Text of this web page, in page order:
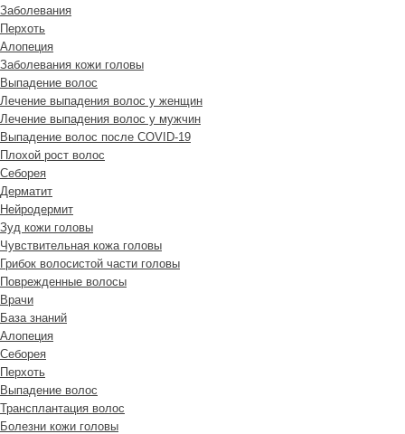
Заболевания
Перхоть
Алопеция
Заболевания кожи головы
Выпадение волос
Лечение выпадения волос у женщин
Лечение выпадения волос у мужчин
Выпадение волос после COVID-19
Плохой рост волос
Cеборея
Дерматит
Нейродермит
Зуд кожи головы
Чувствительная кожа головы
Грибок волосистой части головы
Поврежденные волосы
Врачи
База знаний
Алопеция
Себорея
Перхоть
Выпадение волос
Трансплантация волос
Болезни кожи головы